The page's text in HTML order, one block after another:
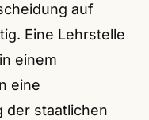
auf
Eine Lehrstelle
einem
eine
der staatlichen